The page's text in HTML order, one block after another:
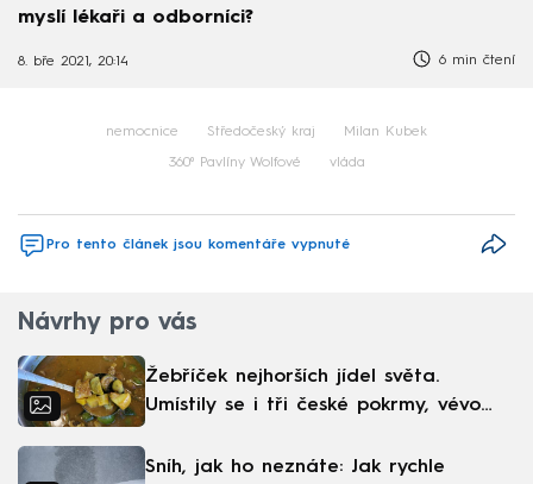
myslí lékaři a odborníci?
8. bře 2021, 20:14 6 min čtení
nemocnice Středočeský kraj Milan Kubek
360⁰ Pavlíny Wolfové vláda
Pro tento článek jsou komentáře vypnuté
Návrhy pro vás
Žebříček nejhorších jídel světa.
Umístily se i tři české pokrmy, vévodí
Sníh, jak ho neznáte: Jak rychle